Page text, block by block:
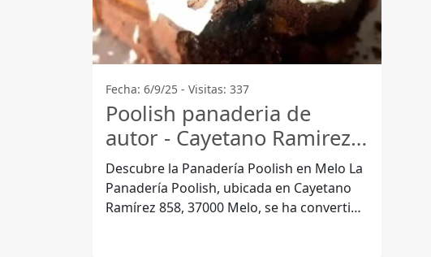
Fecha: 6/9/25 - Visitas: 337
Poolish panaderia de
autor - Cayetano Ramirez
858
Descubre la Panadería Poolish en Melo La
Panadería Poolish, ubicada en Cayetano
Ramírez 858, 37000 Melo, se ha convertido